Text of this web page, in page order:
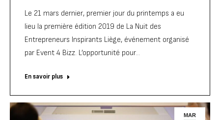
Le 21 mars dernier, premier jour du printemps a eu
lieu la première édition 2019 de La Nuit des
Entrepreneurs Inspirants Liège, événement organisé
par Event 4 Bizz. L’opportunité pour…
En savoir plus
MAR